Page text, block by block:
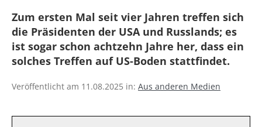
Zum ersten Mal seit vier Jahren treffen sich
die Präsidenten der USA und Russlands; es
ist sogar schon achtzehn Jahre her, dass ein
solches Treffen auf US-Boden stattfindet.
Veröffentlicht am 11.08.2025 in: Aus anderen Medien